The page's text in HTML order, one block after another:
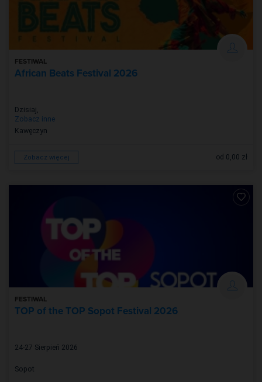
FESTIWAL
African Beats Festival 2026
Dzisiaj
Zobacz inne
Kawęczyn
Zobacz więcej od 0,00 zł
FESTIWAL
TOP of the TOP Sopot Festival 2026
24-27 Sierpień 2026
Sopot